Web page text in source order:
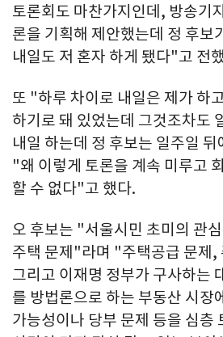
토론회도 마찬가지인데, 방송기
론을 기획해 제안했는데 정 후보
내일도 저 혼자 하게 됐다"고 전
또 "하루 차이로 내일은 제가 하
하기로 돼 있었는데 그것조차도
내일 하는데 정 후보는 일주일
"왜 이렇게 토론을 계속 미루고
할 수 없다"고 했다.
오 후보는 "서울시민 초미의 관
주택 문제"라며 "주택공급 문제,
그리고 이재명 정부가 구사하는
를 방법론으로 하는 부동산 시장
가능성이나 당부 문제 등을 심층